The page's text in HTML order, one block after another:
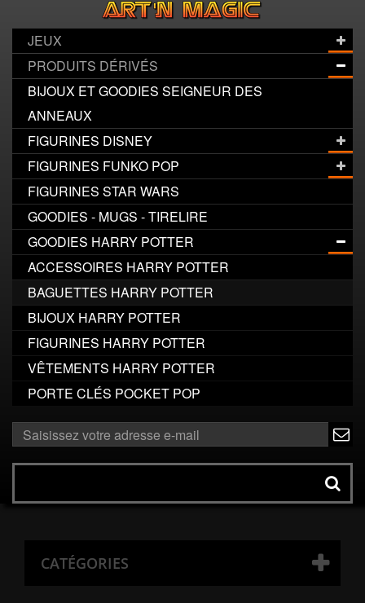
JEUX
PRODUITS DÉRIVÉS
BIJOUX ET GOODIES SEIGNEUR DES
ANNEAUX
FIGURINES DISNEY
FIGURINES FUNKO POP
FIGURINES STAR WARS
GOODIES - MUGS - TIRELIRE
GOODIES HARRY POTTER
ACCESSOIRES HARRY POTTER
BAGUETTES HARRY POTTER
BIJOUX HARRY POTTER
FIGURINES HARRY POTTER
VÊTEMENTS HARRY POTTER
PORTE CLÉS POCKET POP
Rechercher
produit
CATÉGORIES